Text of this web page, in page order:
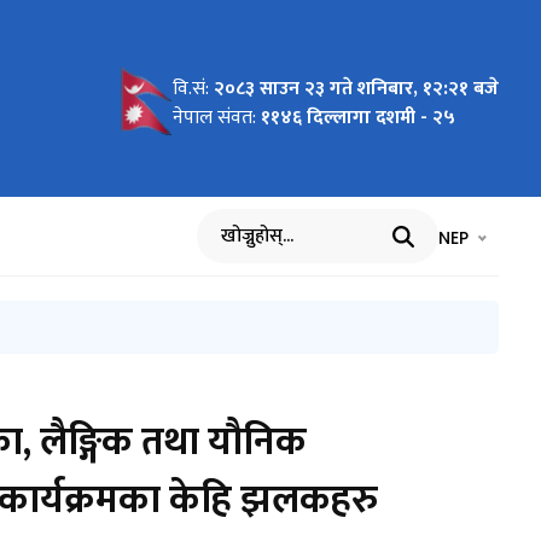
साल
सुरक्षा
यौनिक
२०८३
२०८३
२०८३
वि.सं: २०८३ साउन २३ गते शनिबार, १२:२१ बजे
नेपाल संवत: ११४६ दिल्लागा दशमी - २५
खोज्नुहोस् भाषा चयन
NEP
माग गरिएको सूचना।
लैङ्गिक तथा यौनिक
केहि झलकहरु